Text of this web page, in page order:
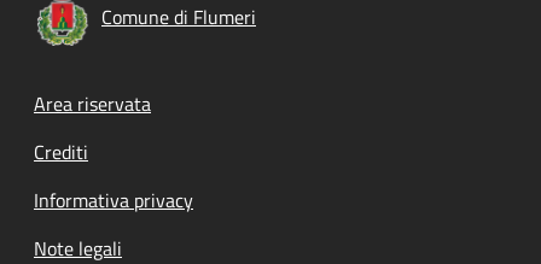
Comune di Flumeri
Footer menu
Area riservata
Crediti
Informativa privacy
Note legali